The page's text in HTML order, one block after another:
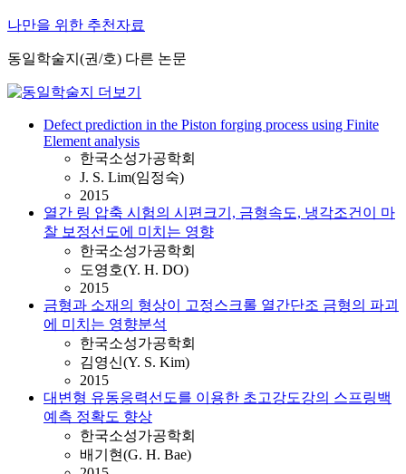
나만을 위한 추천자료
동일학술지(권/호) 다른 논문
Defect prediction in the Piston forging process using Finite
Element analysis
한국소성가공학회
J. S. Lim(임정숙)
2015
열간 링 압축 시험의 시편크기, 금형속도, 냉각조건이 마
찰 보정선도에 미치는 영향
한국소성가공학회
도영호(Y. H. DO)
2015
금형과 소재의 형상이 고정스크롤 열간단조 금형의 파괴
에 미치는 영향분석
한국소성가공학회
김영신(Y. S. Kim)
2015
대변형 유동응력선도를 이용한 초고강도강의 스프링백
예측 정확도 향상
한국소성가공학회
배기현(G. H. Bae)